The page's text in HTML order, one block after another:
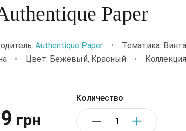
Paper
Authentique Paper •
Тематика:
• Цвет: Бежевый, Красный •
грн
Количество